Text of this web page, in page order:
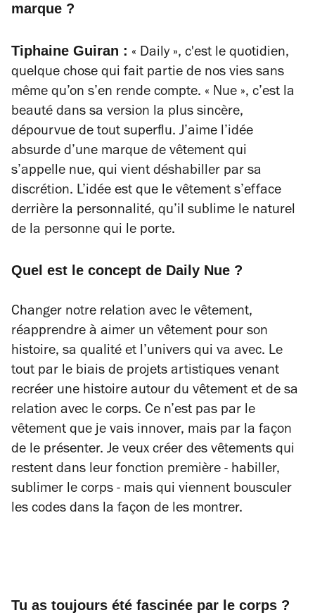
marque ?
Tiphaine Guiran : « Daily », c'est le quotidien,
quelque chose qui fait partie de nos vies sans
même qu’on s’en rende compte. « Nue », c’est la
beauté dans sa version la plus sincère,
dépourvue de tout superflu. J’aime l’idée
absurde d’une marque de vêtement qui
s’appelle nue, qui vient déshabiller par sa
discrétion. L’idée est que le vêtement s’efface
derrière la personnalité, qu’il sublime le naturel
de la personne qui le porte.
Quel est le concept de Daily Nue ?
Changer notre relation avec le vêtement,
réapprendre à aimer un vêtement pour son
histoire, sa qualité et l’univers qui va avec. Le
tout par le biais de projets artistiques venant
recréer une histoire autour du vêtement et de sa
relation avec le corps. Ce n’est pas par le
vêtement que je vais innover, mais par la façon
de le présenter. Je veux créer des vêtements qui
restent dans leur fonction première - habiller,
sublimer le corps - mais qui viennent bousculer
les codes dans la façon de les montrer.
Tu as toujours été fascinée par le corps ?